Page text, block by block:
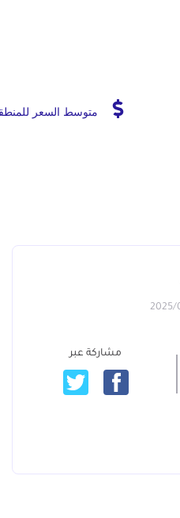
متوسط السعر
مشاركة عبر